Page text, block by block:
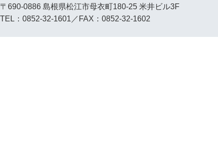
〒690-0886 島根県松江市母衣町180-25 米井ビル3F
TEL：0852-32-1601／FAX：0852-32-1602